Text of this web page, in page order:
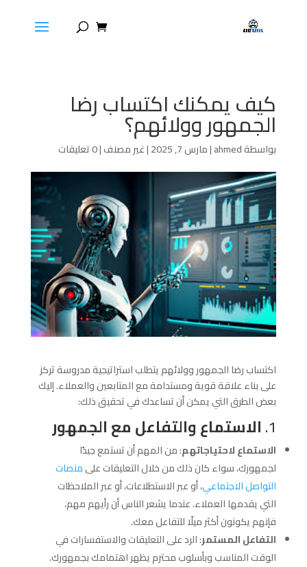
كيف يمكنك اكتساب رضا
الجمهور وولائهم؟
بواسطةahmed
|مارس 7, 2025 |غير مصنف|0 تعليقات
اكتساب رضا الجمهور وولائهم يتطلب استراتيجية مدروسة تركز
على بناء علاقة قوية ومستدامة مع المتابعين والعملاء. إليك
بعض الطرق التي يمكن أن تساعدك في تحقيق ذلك:
1. الاستماع والتفاعل مع الجمهور
الاستماع لاحتياجاتهم: من المهم أن تستمع جيدًا
لجمهورك، سواء كان ذلك من خلال التعليقات علىمنصات
التواصل الاجتماعي، أو عبر الاستطلاعات، أو عبر الملاحظات
التي يقدمها العملاء. عندما يشعر الناس أن رأيهم مهم،
فإنهم يكونون أكثر ميلًا للتفاعل معك.
التفاعل المستمر: الرد على التعليقات والاستفسارات في
الوقت المناسب وبأسلوب محترم يظهر اهتمامك بجمهورك.